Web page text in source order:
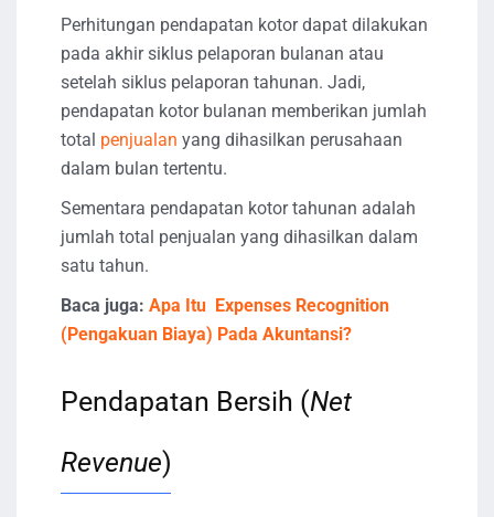
Perhitungan pendapatan kotor dapat dilakukan
pada akhir siklus pelaporan bulanan atau
setelah siklus pelaporan tahunan. Jadi,
pendapatan kotor bulanan memberikan jumlah
total penjualan yang dihasilkan perusahaan
dalam bulan tertentu.
Sementara pendapatan kotor tahunan adalah
jumlah total penjualan yang dihasilkan dalam
satu tahun.
Baca juga: Apa Itu Expenses Recognition
(Pengakuan Biaya) Pada Akuntansi?
Pendapatan Bersih (Net
Revenue)